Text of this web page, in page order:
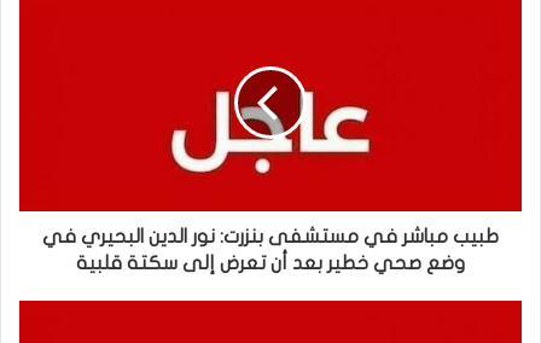
طبيب مباشر في مستشفى بنزرت: نور الدين البحيري في
وضع صحي خطير بعد أن تعرض إلى سكتة قلبية